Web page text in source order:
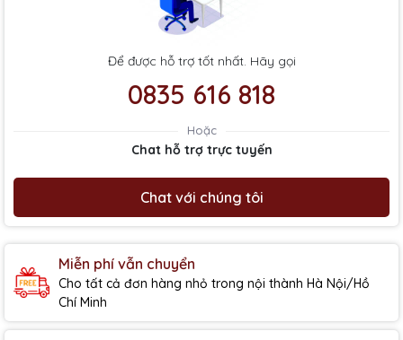
Để được hỗ trợ tốt nhất. Hãy gọi
0835 616 818
Hoặc
Chat hỗ trợ trực tuyến
Chat với chúng tôi
Miễn phí vẫn chuyển
Cho tất cả đơn hàng nhỏ trong nội thành Hà Nội/Hồ
Chí Minh